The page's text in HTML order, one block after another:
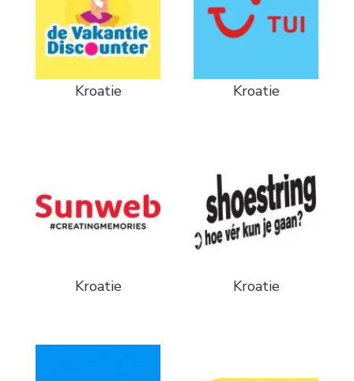
Kroatie Kroatie
Kroatie Kroatie